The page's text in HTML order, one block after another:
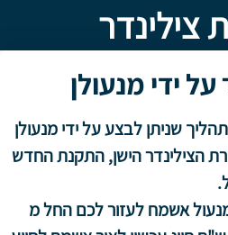
צילינדר
החלפת צילינדר
ידי מנעולן
שניתן לבצע על ידי מנעולן
הצילינדר הישן, התקנת החדש
אשמח לעזור לכם החל מ